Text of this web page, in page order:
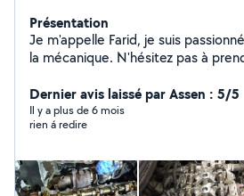
Présentation
Je m'appelle Farid, je suis
la mécanique. N'hésitez pas à
diagnostique,et pour les demandes
vous m'envoyiez votre numéro de
directement et je vous recontacte
Dernier avis laissé par Assen : 5/5
Il y a plus de 6 mois
rien á redire